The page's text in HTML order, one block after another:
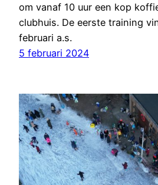
om vanaf 10 uur een kop
clubhuis. De eerste training
februari a.s.
5 februari 2024